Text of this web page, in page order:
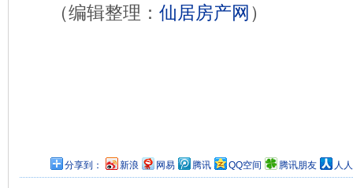
（编辑整理： 仙居房产网 ）
分享到： 新浪 网易 腾讯 QQ空间 腾讯朋友 人